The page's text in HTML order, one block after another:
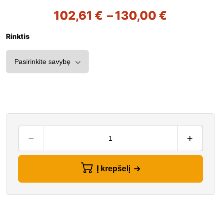
102,61 € –130,00 €
Rinktis
Į krepšelį